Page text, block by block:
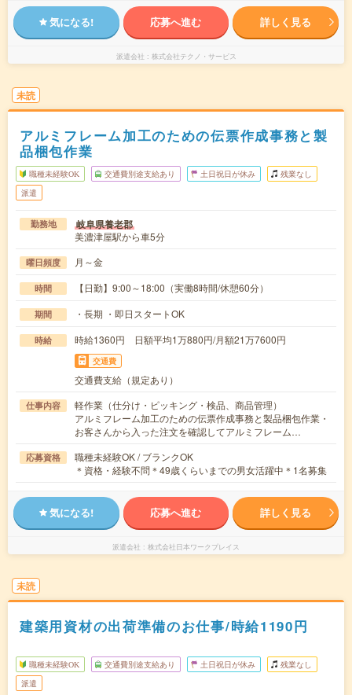
気になる! 応募へ進む 詳しく見る
派遣会社 株式会社テクノ・サービス
未読
アルミフレーム加工のための伝票作成事務と製
品梱包作業
職種未経験OK 交通費別途支給あり 土日祝日が休み 残業なし
派遣
勤務地 岐阜県養老郡
美濃津屋駅から車5分
曜日頻度 月～金
時間 【日勤】9:00～18:00（実働8時間/休憩60分）
期間 ・長期 ・即日スタートOK
時給 時給1360円 日額平均1万880円/月額21万7600円
交通費
交通費支給（規定あり）
仕事内容
軽作業（仕分け・ピッキング・検品、商品管理）
アルミフレーム加工のための伝票作成事務と製品梱包作業・
お客さんから入った注文を確認してアルミフレーム…
応募資格
職種未経験OK / ブランクOK
＊資格・経験不問＊49歳くらいまでの男女活躍中＊1名募集
気になる! 応募へ進む 詳しく見る
派遣会社 株式会社日本ワークプレイス
未読
建築用資材の出荷準備のお仕事/時給1190円
職種未経験OK 交通費別途支給あり 土日祝日が休み 残業なし
派遣